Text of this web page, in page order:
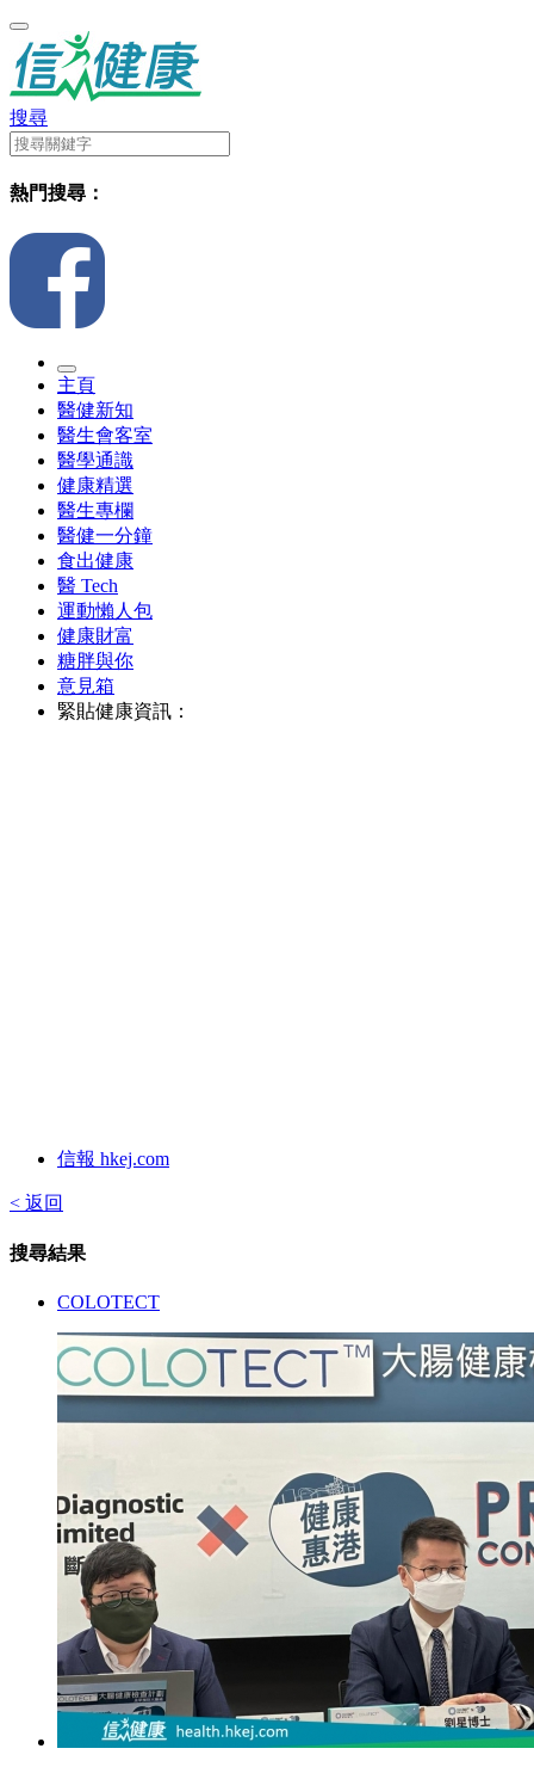
搜尋
熱門搜尋：
主頁
醫健新知
醫生會客室
醫學通識
健康精選
醫生專欄
醫健一分鐘
食出健康
醫 Tech
運動懶人包
健康財富
糖胖與你
意見箱
緊貼健康資訊：
信報 hkej.com
< 返回
搜尋結果
COLOTECT